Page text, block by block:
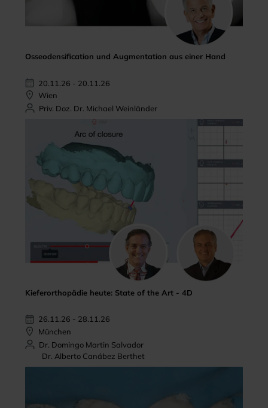
Osseodensification und Augmentation aus einer Hand
20.11.26 - 20.11.26
Wien
Priv. Doz. Dr. Michael Weinländer
Kieferorthopädie heute: State of the Art - 4D
26.11.26 - 28.11.26
München
Dr. Domingo Martin Salvador
Dr. Alberto Canábez Berthet